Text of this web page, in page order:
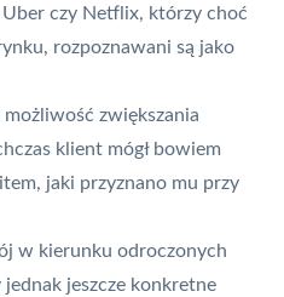
Uber czy Netflix, którzy choć
rozpoznawani są jako
zwiększania
klient mógł bowiem
jaki przyznano mu przy
w kierunku odroczonych
jednak jeszcze konkretne